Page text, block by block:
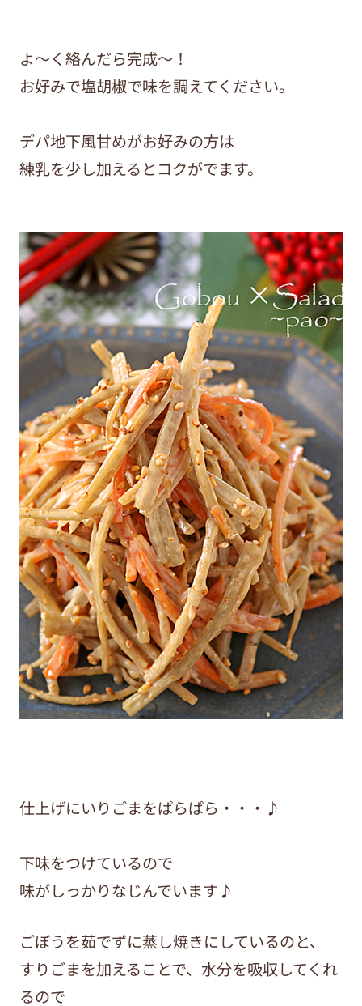
よ～く絡んだら完成～！
お好みで塩胡椒で味を調えてください。
デパ地下風甘めがお好みの方は
練乳を少し加えるとコクがでます。
仕上げにいりごまをぱらぱら・・・♪
下味をつけているので
味がしっかりなじんでいます♪
ごぼうを茹でずに蒸し焼きにしているのと、
すりごまを加えることで、水分を吸収してくれ
るので